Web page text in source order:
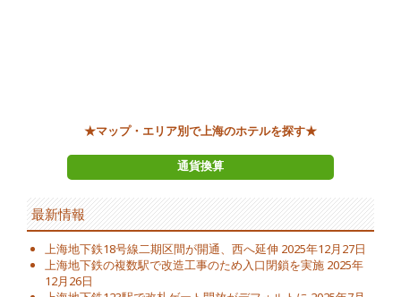
★マップ・エリア別で上海のホテルを探す★
通貨換算
最新情報
上海地下鉄18号線二期区間が開通、西へ延伸 2025年12月27日
上海地下鉄の複数駅で改造工事のため入口閉鎖を実施 2025年
12月26日